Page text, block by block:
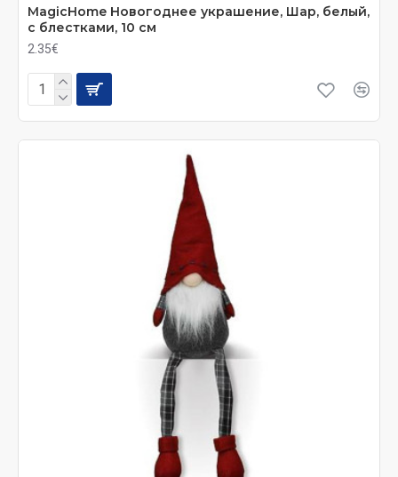
MagicHome Новогоднее украшение, Шар, белый,
с блестками, 10 см
2.35€